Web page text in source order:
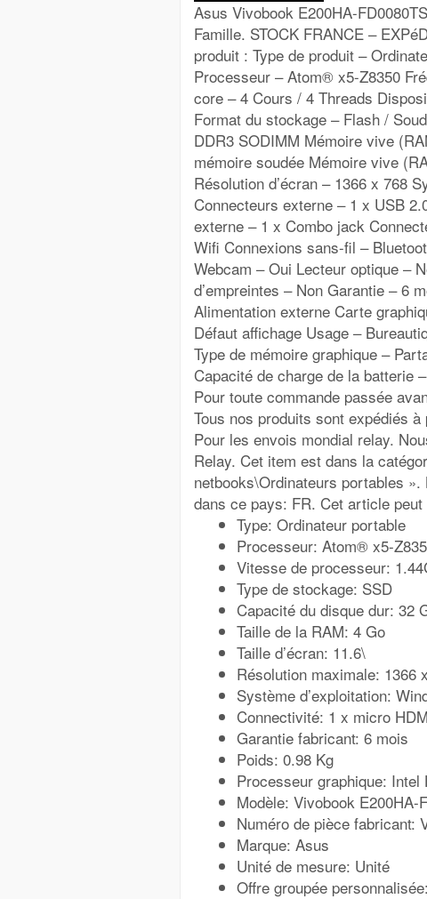
Asus Vivobook E200HA-
Famille. STOCK FRANCE –
produit : Type de produit –
Processeur – Atom® x5-Z8350
core – 4 Cours / 4 Threads
Format du stockage – Flash /
DDR3 SODIMM Mémoire vive
mémoire soudée Mémoire vive
Résolution d’écran – 1366 x 768
Connecteurs externe – 1 x USB
externe – 1 x Combo jack
Wifi Connexions sans-fil –
Webcam – Oui Lecteur optique –
d’empreintes – Non Garantie – 6
Alimentation externe Carte
Défaut affichage Usage –
Type de mémoire graphique –
Capacité de charge de la batterie
Pour toute commande passée
Tous nos produits sont expédiés
Pour les envois mondial relay.
Relay. Cet item est dans la
netbooks\Ordinateurs portables
dans ce pays: FR. Cet article
Type: Ordinateur portable
Processeur: Atom® x5-
Vitesse de processeur:
Type de stockage: SSD
Capacité du disque dur: 32
Taille de la RAM: 4 Go
Taille d’écran: 11.6\
Résolution maximale: 1366
Système d’exploitation:
Connectivité: 1 x micro
Garantie fabricant: 6 mois
Poids: 0.98 Kg
Processeur graphique: Intel
Modèle: Vivobook E200HA-
Numéro de pièce fabricant:
Marque: Asus
Unité de mesure: Unité
Offre groupée